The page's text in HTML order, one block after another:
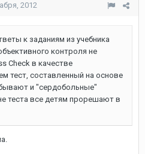
2012
к заданиям из учебника
контроля не
Check в качестве
тест, составленный на основе
и "сердобольные"
теста все детям прорешают в